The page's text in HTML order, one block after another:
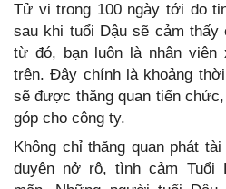
Tử vi trong 100 ngày tới đo
sau khi tuổi Dậu sẽ cảm
từ đó, bạn luôn là nhân viên
trên. Đây chính là khoảng
sẽ được thăng quan tiến
góp cho công ty.
Không chỉ thăng quan phát
duyên nở rộ, tình cảm Tuổi